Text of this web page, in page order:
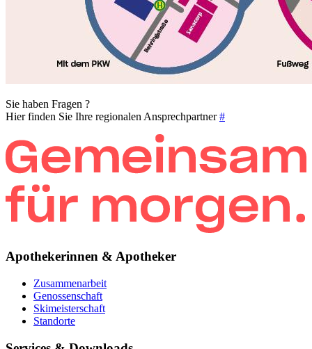
Sie haben Fragen ?
Hier finden Sie Ihre regionalen Ansprechpartner#
Apothekerinnen & Apotheker
Zusammenarbeit
Genossenschaft
Skimeisterschaft
Standorte